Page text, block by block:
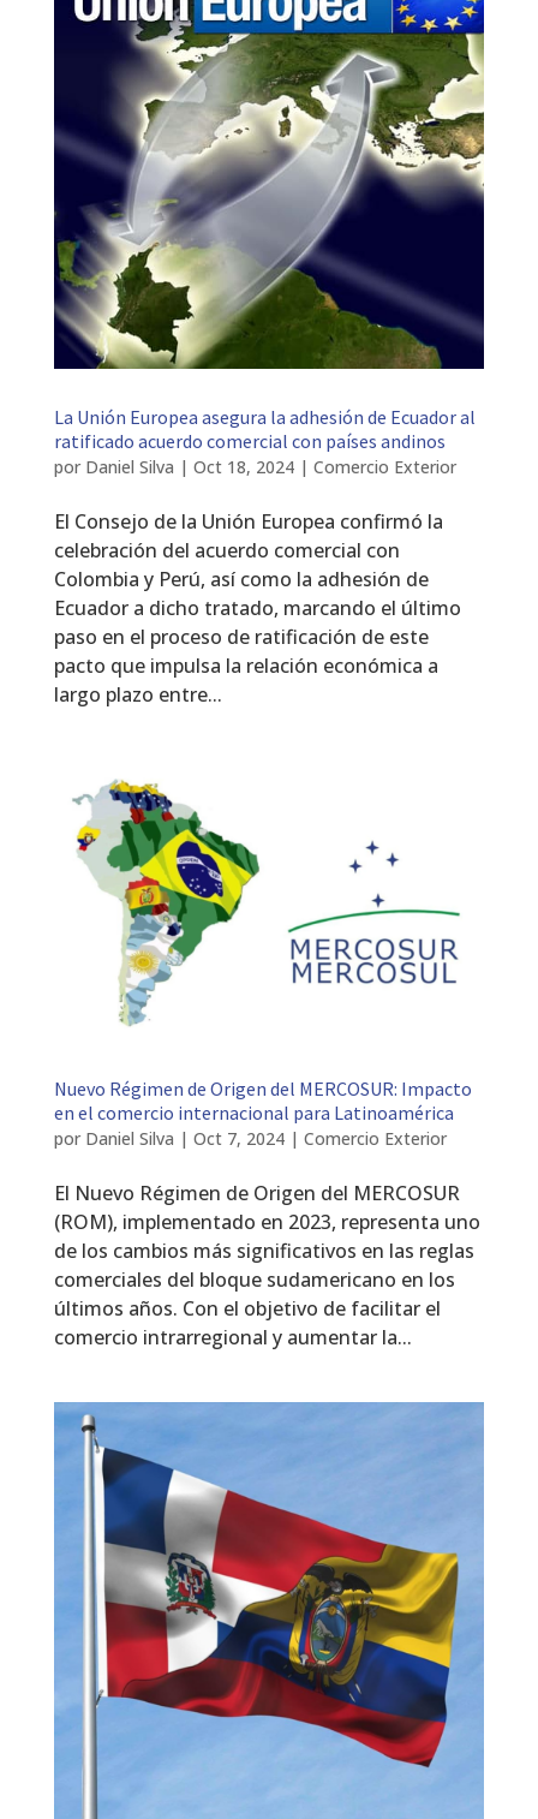
La Unión Europea asegura la adhesión de Ecuador al
ratificado acuerdo comercial con países andinos
por Daniel Silva | Oct 18, 2024| Comercio Exterior
El Consejo de la Unión Europea confirmó la
celebración del acuerdo comercial con
Colombia y Perú, así como la adhesión de
Ecuador a dicho tratado, marcando el último
paso en el proceso de ratificación de este
pacto que impulsa la relación económica a
largo plazo entre...
Nuevo Régimen de Origen del MERCOSUR: Impacto
en el comercio internacional para Latinoamérica
por Daniel Silva | Oct 7, 2024| Comercio Exterior
El Nuevo Régimen de Origen del MERCOSUR
(ROM), implementado en 2023, representa uno
de los cambios más significativos en las reglas
comerciales del bloque sudamericano en los
últimos años. Con el objetivo de facilitar el
comercio intrarregional y aumentar la...